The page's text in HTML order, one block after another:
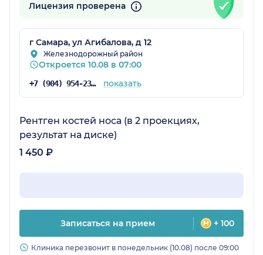
Лицензия проверена
г Самара, ул Агибалова, д 12
Железнодорожный район
Откроется 10.08 в 07:00
+7 (904) 954-23-83 показать
Рентген костей носа (в 2 проекциях,
результат на диске)
1 450 ₽
Записаться на прием + 100
Клиника перезвонит в понедельник (10.08) после 09:00